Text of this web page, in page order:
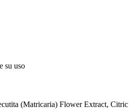
su uso
(Matricaria) Flower Extract,